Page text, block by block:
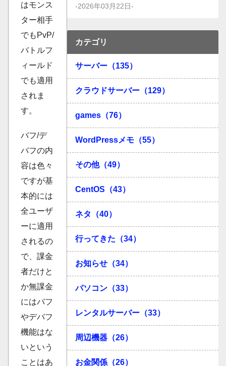
はモンス
ター相手
でもPvP/
バトルフ
ィールド
でも適用
されま
す。
バフ/デ
バフの内
容は色々
ですが基
本的には
全ユーザ
ーに適用
されるの
で、課金
者だけと
か無課金
にはバフ
やデバフ
機能はな
いという
ことはあ
-2026年03月22日-
カテゴリ
サーバー（135）
クラウドサーバー（129）
games（76）
WordPressメモ（55）
その他（49）
CentOS（43）
ネタ（40）
行ってきた（34）
お知らせ（34）
パソコン（33）
レンタルサーバー（33）
周辺機器（26）
お金関係（26）